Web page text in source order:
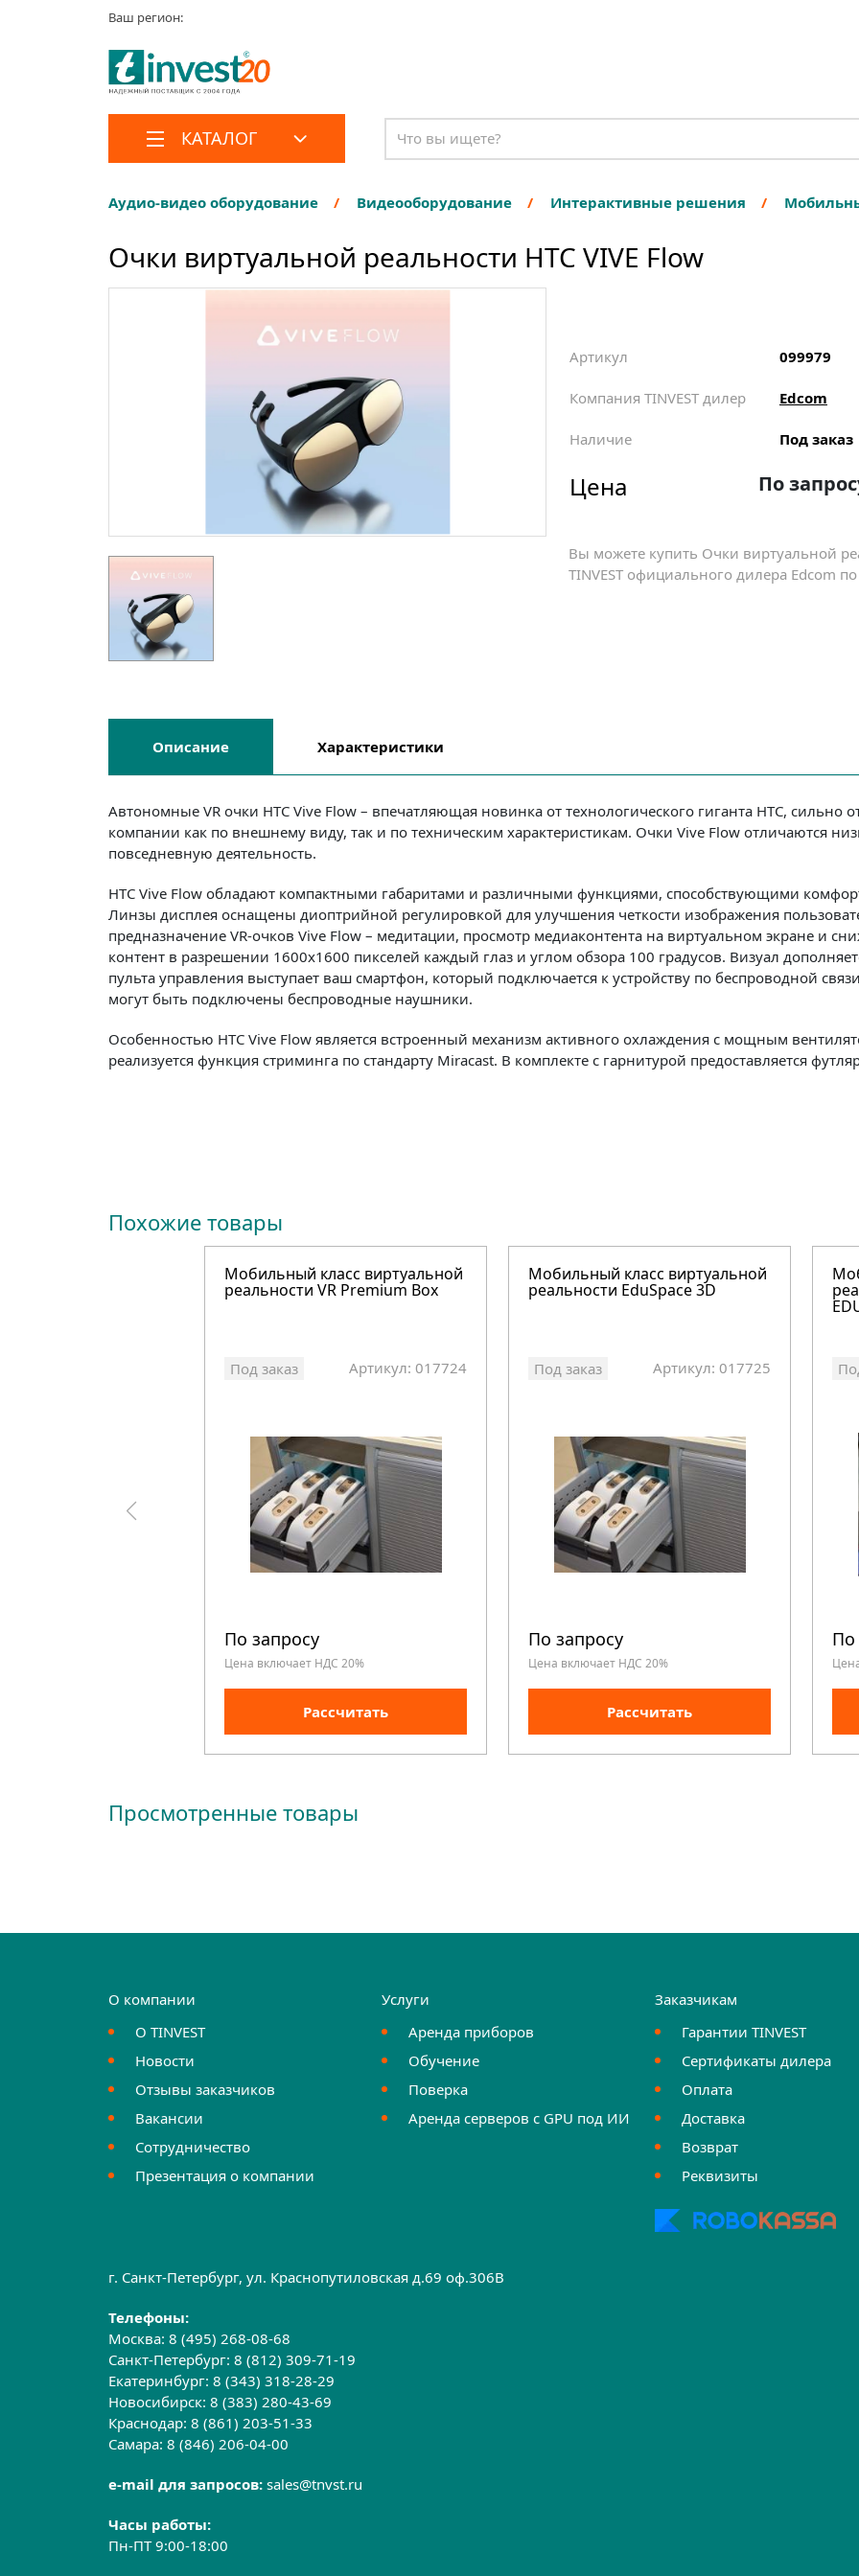
Ваш регион:
КАТАЛОГ
Аудио-видео оборудование Видеооборудование Интерактивные решения
Очки виртуальной реальности HTC VIVE Flow
Артикул 099979
Компания TINVEST дилер Edcom
Наличие Под заказ
Цена По
Вы можете купить Очки виртуальной
TINVEST официального дилера Edcom
Описание Характеристики
Автономные VR очки HTC Vive Flow – впечатляющая новинка от технологического гиганта HTC, сильно
компании как по внешнему виду, так и по техническим характеристикам. Очки Vive Flow отличаются
повседневную деятельность.
HTC Vive Flow обладают компактными габаритами и различными функциями, способствующими
Линзы дисплея оснащены диоптрийной регулировкой для улучшения четкости изображения
предназначение VR-очков Vive Flow – медитации, просмотр медиаконтента на виртуальном экране и
контент в разрешении 1600х1600 пикселей каждый глаз и углом обзора 100 градусов. Визуал
пульта управления выступает ваш смартфон, который подключается к устройству по беспроводной
могут быть подключены беспроводные наушники.
Особенностью HTC Vive Flow является встроенный механизм активного охлаждения с мощным
реализуется функция стриминга по стандарту Miracast. В комплекте с гарнитурой предоставляется
Похожие товары
Мобильный класс виртуальной
реальности VR Premium Box
Под заказ Артикул: 017724
По запросу
Цена включает НДС 20%
Рассчитать
Мобильный класс виртуальной
реальности EduSpace 3D
Под заказ Артикул: 017725
По запросу
Цена включает НДС 20%
Рассчитать
По
Просмотренные товары
О компании
О TINVEST
Новости
Отзывы заказчиков
Вакансии
Сотрудничество
Презентация о компании
Услуги
Аренда приборов
Обучение
Поверка
Аренда серверов с GPU под ИИ
Заказчикам
Гарантии TINVEST
Сертификаты дилера
Оплата
Доставка
Возврат
Реквизиты
г. Санкт-Петербург, ул. Краснопутиловская д.69 оф.306B
Телефоны:
Москва:8 (495) 268-08-68
Санкт-Петербург:8 (812) 309-71-19
Екатеринбург:8 (343) 318-28-29
Новосибирск:8 (383) 280-43-69
Краснодар:8 (861) 203-51-33
Самара:8 (846) 206-04-00
e-mail для запросов:sales@tnvst.ru
Часы работы:
Пн-ПТ 9:00-18:00